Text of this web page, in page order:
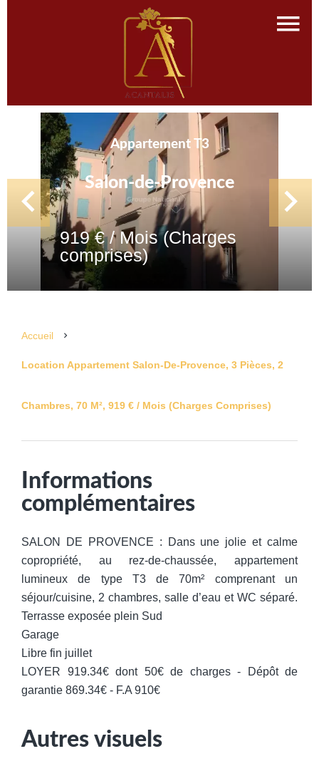
Appartement T3
Salon-de-Provence
919 € / Mois (Charges
comprises)
Accueil
Location Appartement Salon-De-Provence, 3 Pièces, 2
Chambres, 70 M², 919 € / Mois (Charges Comprises)
Informations
complémentaires
SALON DE PROVENCE : Dans une jolie et calme
copropriété, au rez-de-chaussée, appartement
lumineux de type T3 de 70m² comprenant un
séjour/cuisine, 2 chambres, salle d’eau et WC séparé.
Terrasse exposée plein Sud
Garage
Libre fin juillet
LOYER 919.34€ dont 50€ de charges - Dépôt de
garantie 869.34€ - F.A 910€
Autres visuels